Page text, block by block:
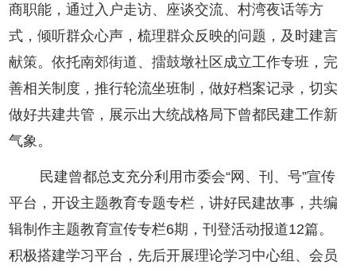
商职能，通过入户走访、座谈交流、村湾夜话等方
式，倾听群众心声，梳理群众反映的问题，及时建言
献策。依托南郊街道、擂鼓墩社区成立工作专班，完
善相关制度，推行轮流坐班制，做好档案记录，切实
做好共建共管，展示出大统战格局下曾都民建工作新
气象。
民建曾都总支充分利用市委会“网、刊、号”宣传
平台，开设主题教育专题专栏，讲好民建故事，共编
辑制作主题教育宣传专栏6期，刊登活动报道12篇。
积极搭建学习平台，先后开展理论学习中心组、会员